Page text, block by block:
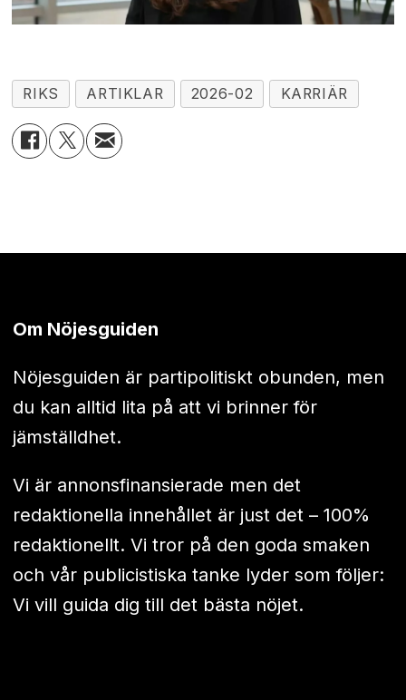
RIKS ARTIKLAR 2026-02 KARRIÄR
Om Nöjesguiden
Nöjesguiden är partipolitiskt obunden, men
du kan alltid lita på att vi brinner för
jämställdhet.
Vi är annonsfinansierade men det
redaktionella innehållet är just det – 100%
redaktionellt. Vi tror på den goda smaken
och vår publicistiska tanke lyder som följer:
Vi vill guida dig till det bästa nöjet.